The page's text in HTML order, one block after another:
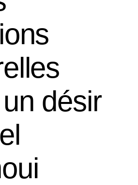
désir